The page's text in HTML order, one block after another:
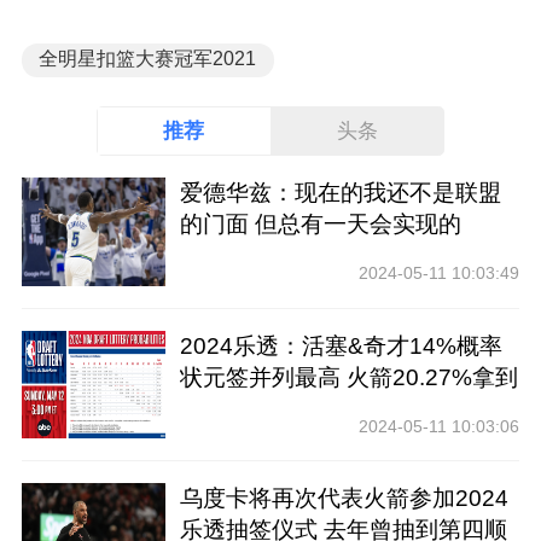
全明星扣篮大赛冠军2021
推荐 头条
爱德华兹：现在的我还不是联盟
的门面 但总有一天会实现的
2024-05-11 10:03:49
2024乐透：活塞&奇才14%概率
状元签并列最高 火箭20.27%拿到
2024-05-11 10:03:06
乌度卡将再次代表火箭参加2024
乐透抽签仪式 去年曾抽到第四顺